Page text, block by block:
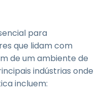
para
que lidam com
de um ambiente de
indústrias onde
incluem: